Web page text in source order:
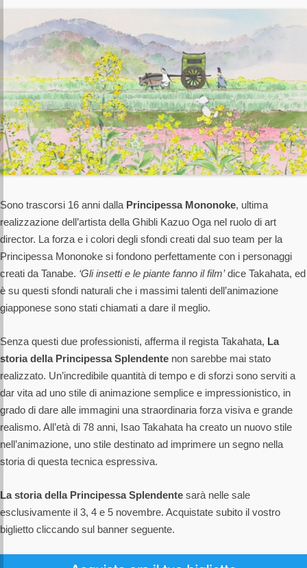
Sono trascorsi 16 anni dalla Principessa Mononoke, ultima
realizzazione dell’artista della Ghibli Kazuo Oga nel ruolo di art
director. La forza e i colori degli sfondi creati dal suo team per la
Principessa Mononoke si fondono perfettamente con i personaggi
creati da Tanabe. ‘Gli insetti e le piante fanno il film’dice Takahata, ed
è su questi sfondi naturali che i massimi talenti dell’animazione
giapponese sono stati chiamati a dare il meglio.
Senza questi due professionisti, afferma il regista Takahata, La
storia della Principessa Splendente non sarebbe mai stato
realizzato. Un’incredibile quantità di tempo e di sforzi sono serviti a
dar vita ad uno stile di animazione semplice e impressionistico, in
grado di dare alle immagini una straordinaria forza visiva e grande
realismo. All’età di 78 anni, Isao Takahata ha creato un nuovo stile
nell’animazione, uno stile destinato ad imprimere un segno nella
storia di questa tecnica espressiva.
La storia della Principessa Splendente sarà nelle sale
esclusivamente il 3, 4 e 5 novembre. Acquistate subito il vostro
biglietto cliccando sul banner seguente.